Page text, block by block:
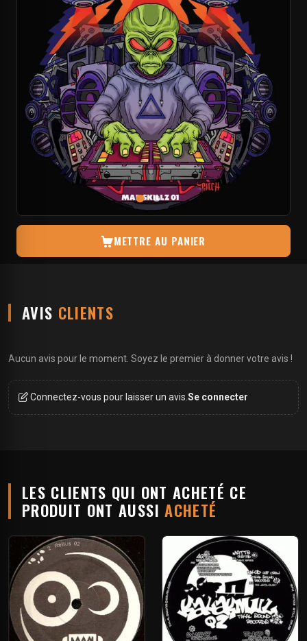
METTRE AU PANIER
AVIS CLIENTS
Aucun avis pour le moment. Soyez le premier à donner votre avis !
Connectez-vous pour laisser un avis. Se connecter
LES CLIENTS QUI ONT ACHETÉ CE
PRODUIT ONT AUSSIACHETÉ